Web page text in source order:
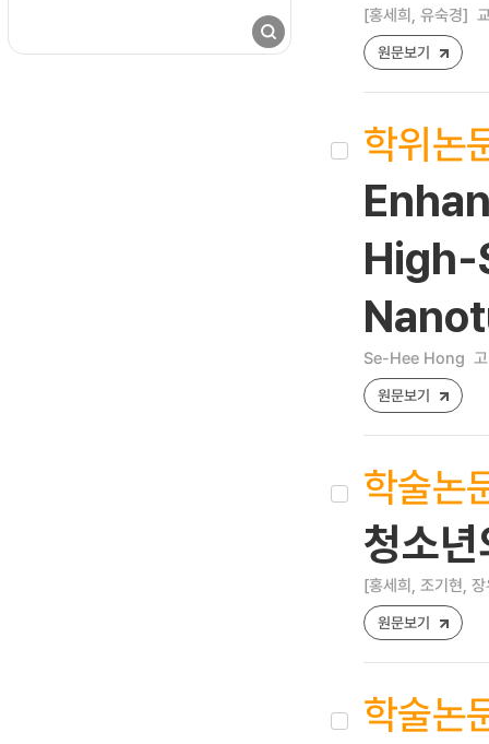
[홍세희, 유숙경]
원문보기
학위논
Se-Hee Hong
원문보기
학술논
청소
[홍세희, 조기현,
원문보기
학술논